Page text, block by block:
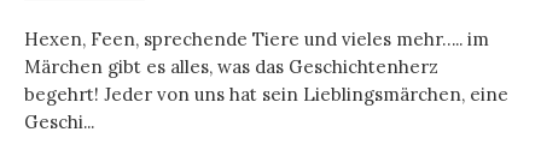
Hexen, Feen, sprechende Tiere und vieles mehr….. im
Märchen gibt es alles, was das Geschichtenherz
begehrt! Jeder von uns hat sein Lieblingsmärchen, eine
Geschi...